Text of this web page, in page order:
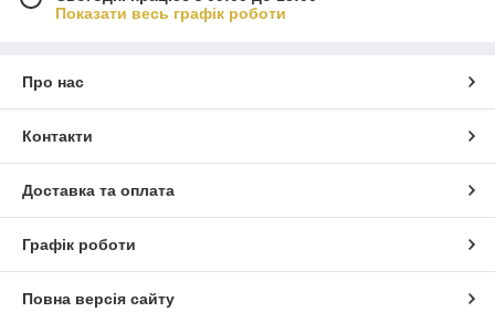
Показати весь графік роботи
Про нас
Контакти
Доставка та оплата
Графік роботи
Повна версія сайту